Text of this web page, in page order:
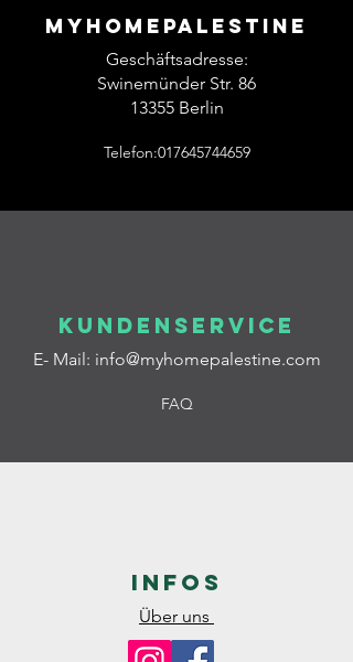
Myhomepalestine
Geschäftsadresse:
Swinemünder Str. 86
13355 Berlin
Telefon:017645744659
Kundenservice
E- Mail: info@myhomepalestine.com
FAQ
Infos
Über uns